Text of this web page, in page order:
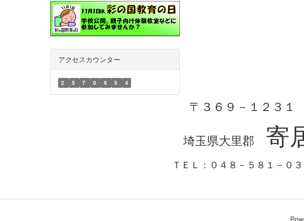
アクセスカウンター
2 5 7 0 8 5 4
〒３６９－１２３１
埼玉県大里郡 寄
ＴＥＬ：０４８－５８１－